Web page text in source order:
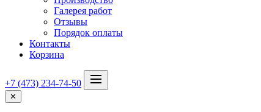
Галерея работ
Отзывы
Порядок оплаты
Контакты
Корзина
+7 (473) 234-74-50
✕